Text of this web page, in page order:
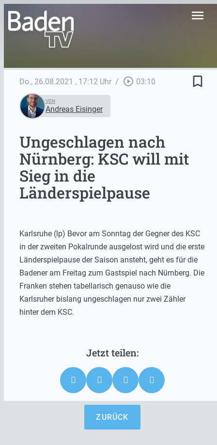
menu
Do., 26.08.2021 , 17:12 Uhr / play_circle_outline 03:10 bookmark_border
VON
Andreas Eisinger
Ungeschlagen nach
Nürnberg: KSC will mit
Sieg in die
Länderspielpause
Karlsruhe (lp) Bevor am Sonntag der Gegner des KSC
in der zweiten Pokalrunde ausgelost wird und die erste
Länderspielpause der Saison ansteht, geht es für die
Badener am Freitag zum Gastspiel nach Nürnberg. Die
Franken stehen tabellarisch genauso wie die
Karlsruher bislang ungeschlagen nur zwei Zähler
hinter dem KSC.
ZURÜCK